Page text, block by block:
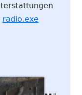
radio.exe